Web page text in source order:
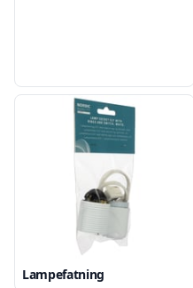
Lampefatning